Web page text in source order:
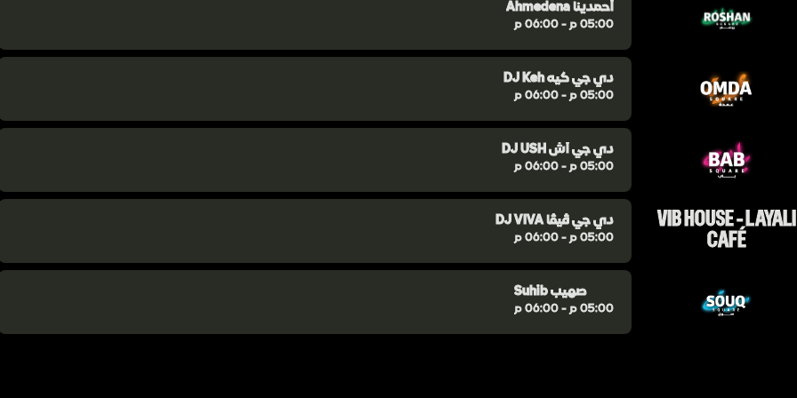
VIB HOUSE - LAYALI
CAFÉ
Ahmedena أحمدينا
05:00 م - 06:00 م
DJ Keh دي جي كيه
05:00 م - 06:00 م
DJ USH دي جي أش
05:00 م - 06:00 م
DJ VIVA دي جي ڤيڤا
05:00 م - 06:00 م
Suhib صهيب
05:00 م - 06:00 م